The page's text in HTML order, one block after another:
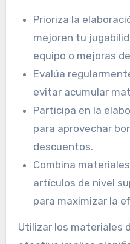
Prioriza la
mejoren tu
equipo o mejoras
Evalúa
evitar acumular
Participa en la
para aprovechar
descuentos.
Combina
artículos de nivel
para maximizar la
Utilizar los materiales